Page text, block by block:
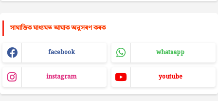
সামাজিক মাধ্যমত আমাক অনুসৰণ কৰক
facebook whatsapp
instagram youtube